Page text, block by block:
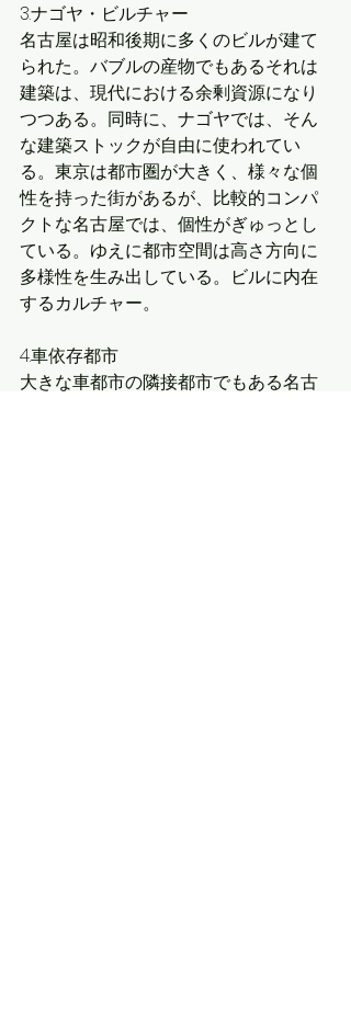
3.ナゴヤ・ビルチャー
名古屋は昭和後期に多くのビルが建て
られた。バブルの産物でもあるそれは
建築は、現代における余剰資源になり
つつある。同時に、ナゴヤでは、そん
な建築ストックが自由に使われてい
る。東京は都市圏が大きく、様々な個
性を持った街があるが、比較的コンパ
クトな名古屋では、個性がぎゅっとし
ている。ゆえに都市空間は高さ方向に
多様性を生み出している。ビルに内在
するカルチャー。
4.車依存都市
大きな車都市の隣接都市でもある名古